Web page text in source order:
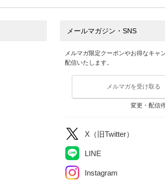
メールマガジン・SNS
メルマガ限定クーポンやお得なキャ
配信いたします。
メルマガを受け取る
変更・配信
X（旧Twitter）
LINE
Instagram